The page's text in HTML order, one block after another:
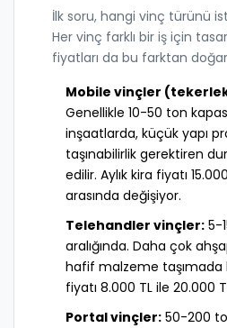
İlk soru, hangi vinç türünü
Her vinç farklı bir iş için
fiyatları da bu farktan
Mobile vinçler
Genellikle 10-50 ton
inşaatlarda, küçük yapı
taşınabilirlik gerektiren
edilir. Aylık kira fiyatı
arasında değişiyor.
Telehandler vinçler: 5-
aralığında. Daha çok
hafif malzeme taşımada
fiyatı 8.000 TL ile 20.000
Portal vinçler: 50-200